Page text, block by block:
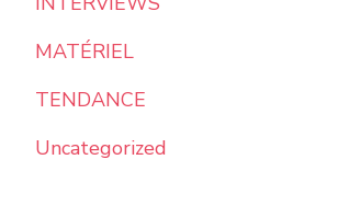
MATÉRIEL
TENDANCE
Uncategorized